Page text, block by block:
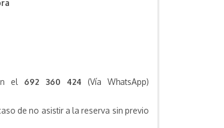
el 692 360 424 (Vía WhatsApp)
de no asistir a la reserva sin previo